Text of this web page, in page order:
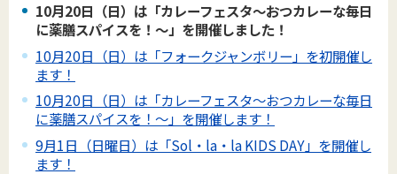
10月20日（日）は「カレーフェスタ～おつカレーな毎日
に薬膳スパイスを！～」を開催しました！
10月20日（日）は「フォークジャンボリー」を初開催し
ます！
10月20日（日）は「カレーフェスタ～おつカレーな毎日
に薬膳スパイスを！～」を開催します！
9月1日（日曜日）は「Sol・la・la KIDS DAY」を開催し
ます！